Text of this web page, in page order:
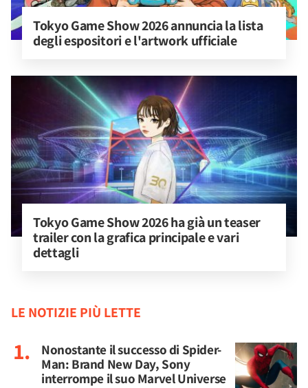
Tokyo Game Show 2026 annuncia la lista
degli espositori e l'artwork ufficiale
Tokyo Game Show 2026 ha già un teaser
trailer con la grafica principale e vari
dettagli
LE NOTIZIE PIÙ LETTE
Nonostante il successo di Spider-
Man: Brand New Day, Sony
interrompe il suo Marvel Universe